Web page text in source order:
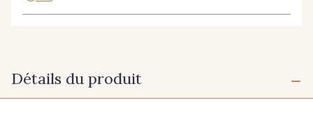
Détails du produit